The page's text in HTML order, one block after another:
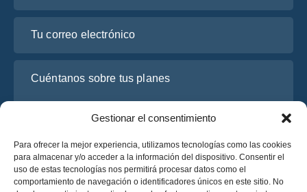
Gestionar el consentimiento
Para ofrecer la mejor experiencia, utilizamos tecnologías como las cookies
para almacenar y/o acceder a la información del dispositivo. Consentir el
uso de estas tecnologías nos permitirá procesar datos como el
comportamiento de navegación o identificadores únicos en este sitio. No